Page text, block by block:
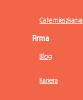
Całe mieszkania
Firma
Blog
Kariera